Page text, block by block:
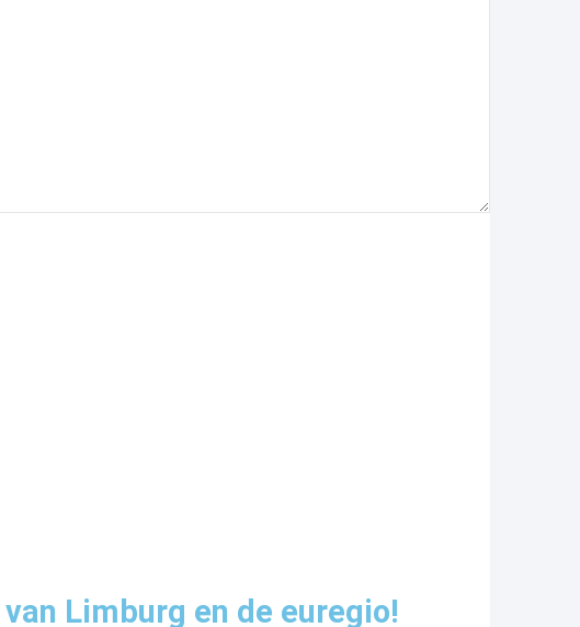
Limburg en de euregio!